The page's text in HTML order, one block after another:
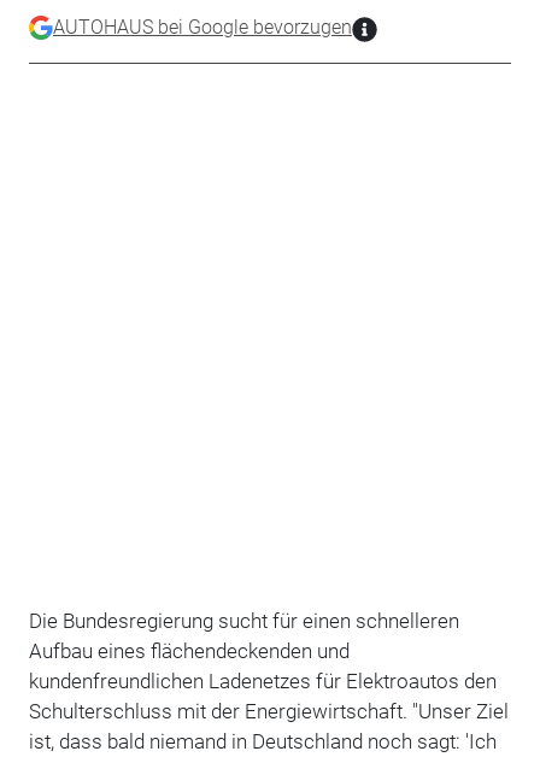
AUTOHAUS bei Google bevorzugen
Die Bundesregierung sucht für einen schnelleren
Aufbau eines flächendeckenden und
kundenfreundlichen Ladenetzes für Elektroautos den
Schulterschluss mit der Energiewirtschaft. "Unser Ziel
ist, dass bald niemand in Deutschland noch sagt: 'Ich